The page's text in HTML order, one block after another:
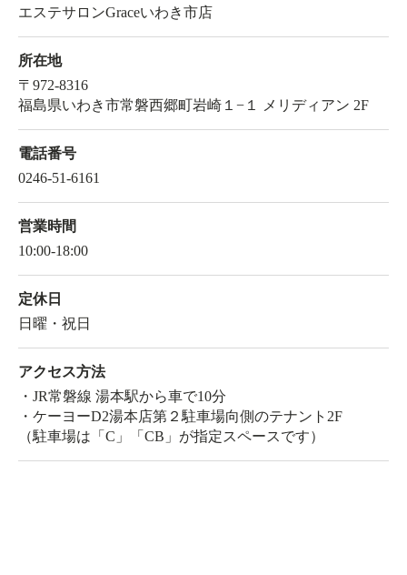
エステサロンGraceいわき市店
所在地
〒972-8316
福島県いわき市常磐西郷町岩崎１−１ メリディアン 2F
電話番号
0246-51-6161
営業時間
10:00-18:00
定休日
日曜・祝日
アクセス方法
・JR常磐線 湯本駅から車で10分
・ケーヨーD2湯本店第２駐車場向側のテナント2F
（駐車場は「C」「CB」が指定スペースです）